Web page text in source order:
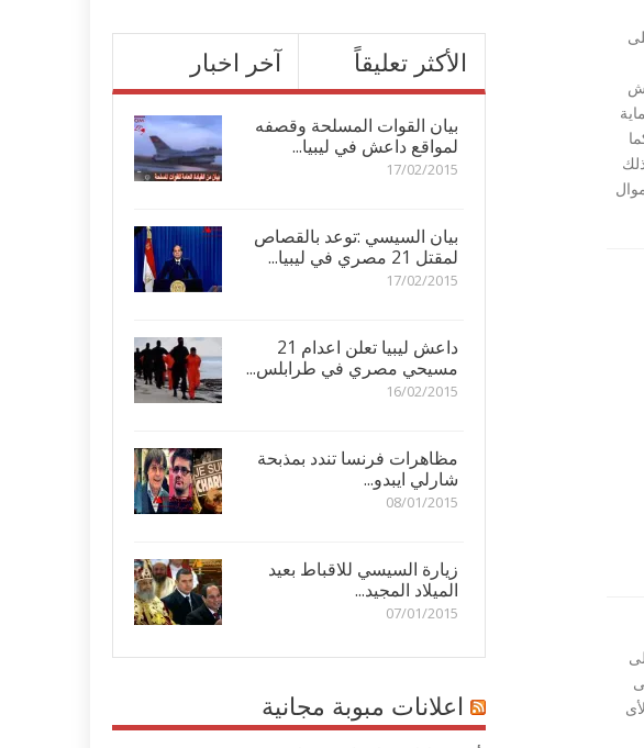
آخر اخبار الأكثر تعليقاً
بيان القوات المسلحة وقصفه
لمواقع داعش في ليبيا...
17/02/2015
بيان السيسي :توعد بالقصاص
لمقتل 21 مصري في ليبيا...
17/02/2015
داعش ليبيا تعلن اعدام 21
مسيحي مصري في طرابلس...
16/02/2015
مظاهرات فرنسا تندد بمذبحة
شارلي ايبدو...
08/01/2015
زيارة السيسي للاقباط بعيد
الميلاد المجيد...
07/01/2015
اعلانات مبوبة مجانية